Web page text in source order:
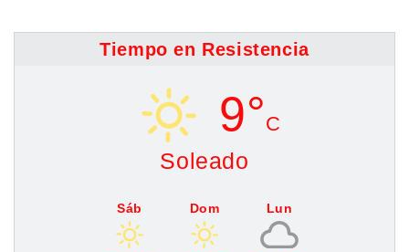
Tiempo en Resistencia
9°C
Soleado
Sáb Dom Lun